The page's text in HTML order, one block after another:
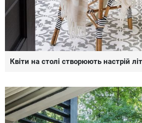
Квіти на столі створюють настрій